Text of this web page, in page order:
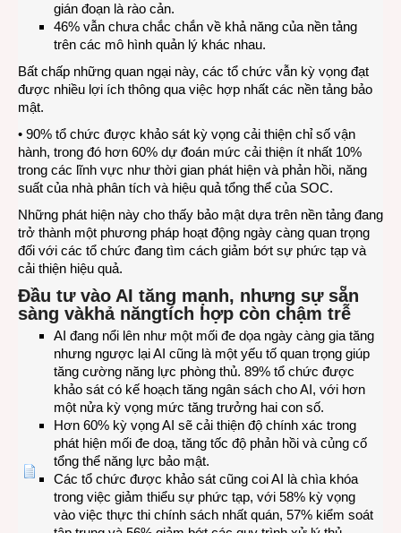
gián đoạn là rào cản.
46% vẫn chưa chắc chắn về khả năng của nền tảng
trên các mô hình quản lý khác nhau.
Bất chấp những quan ngại này, các tổ chức vẫn kỳ vọng đạt
được nhiều lợi ích thông qua việc hợp nhất các nền tảng bảo
mật.
• 90% tổ chức được khảo sát kỳ vọng cải thiện chỉ số vận
hành, trong đó hơn 60% dự đoán mức cải thiện ít nhất 10%
trong các lĩnh vực như thời gian phát hiện và phản hồi, năng
suất của nhà phân tích và hiệu quả tổng thể của SOC.
Những phát hiện này cho thấy bảo mật dựa trên nền tảng đang
trở thành một phương pháp hoạt động ngày càng quan trọng
đối với các tổ chức đang tìm cách giảm bớt sự phức tạp và
cải thiện hiệu quả.
Đầu tư vào AI tăng mạnh, nhưng sự sẵn
sàng vàkhả năngtích hợp còn chậm trễ
AI đang nổi lên như một mối đe dọa ngày càng gia tăng
nhưng ngược lại AI cũng là một yếu tố quan trọng giúp
tăng cường năng lực phòng thủ. 89% tổ chức được
khảo sát có kế hoạch tăng ngân sách cho AI, với hơn
một nửa kỳ vọng mức tăng trưởng hai con số.
Hơn 60% kỳ vọng AI sẽ cải thiện độ chính xác trong
phát hiện mối đe doạ, tăng tốc độ phản hồi và củng cố
tổng thể năng lực bảo mật.
Các tổ chức được khảo sát cũng coi AI là chìa khóa
trong việc giảm thiểu sự phức tạp, với 58% kỳ vọng
vào việc thực thi chính sách nhất quán, 57% kiểm soát